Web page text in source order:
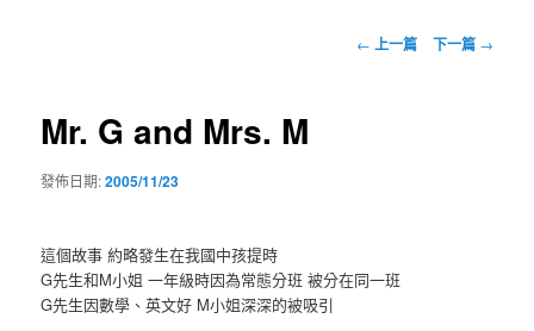
文
← 上一篇 下一篇 →
Mr. G and Mrs. M
發佈日期:2005/11/23
這個故事 約略發生在我國中孩提時
G先生和M小姐 一年級時因為常態分班 被分在同一班
G先生因數學、英文好 M小姐深深的被吸引